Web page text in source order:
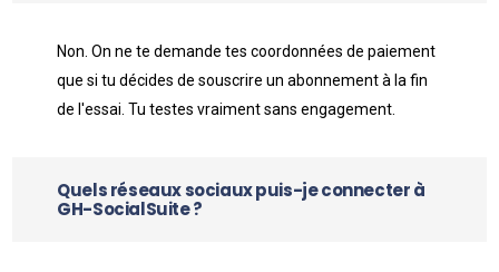
Non. On ne te demande tes coordonnées de paiement
que si tu décides de souscrire un abonnement à la fin
de l'essai. Tu testes vraiment sans engagement.
Quels réseaux sociaux puis-je connecter à
GH-SocialSuite ?